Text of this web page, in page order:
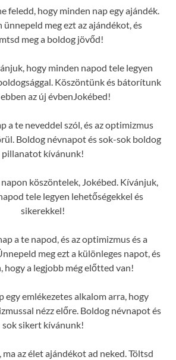
feledd, hogy minden nap egy ajándék.
meg ezt az ajándékot, és
meg a boldog jövőd!
hogy minden napod tele legyen
Köszöntünk és bátorítunk
az új évbenJokébed!
a te neveddel szól, és az optimizmus
Boldog névnapot és sok-sok boldog
pillanatot kívánunk!
napon köszöntelek, Jokébed. Kívánjuk,
tele legyen lehetőségekkel és
sikerekkel!
a te napod, és az optimizmus és a
meg ezt a különleges napot, és
hogy a legjobb még előtted van!
egy emlékezetes alkalom arra, hogy
nézz előre. Boldog névnapot és
sok sikert kívánunk!
ma az élet ajándékot ad neked. Töltsd